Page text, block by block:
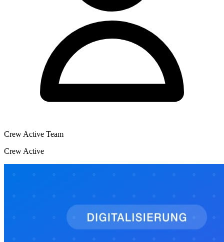
Crew Active Team
Crew Active